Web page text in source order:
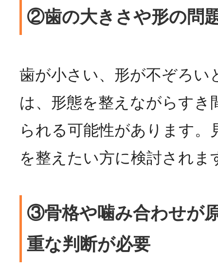
②歯の大きさや形の問
歯が小さい、形が不ぞろい
は、形態を整えながらすき
られる可能性があります。
を整えたい方に検討されま
③骨格や噛み合わせが
重な判断が必要